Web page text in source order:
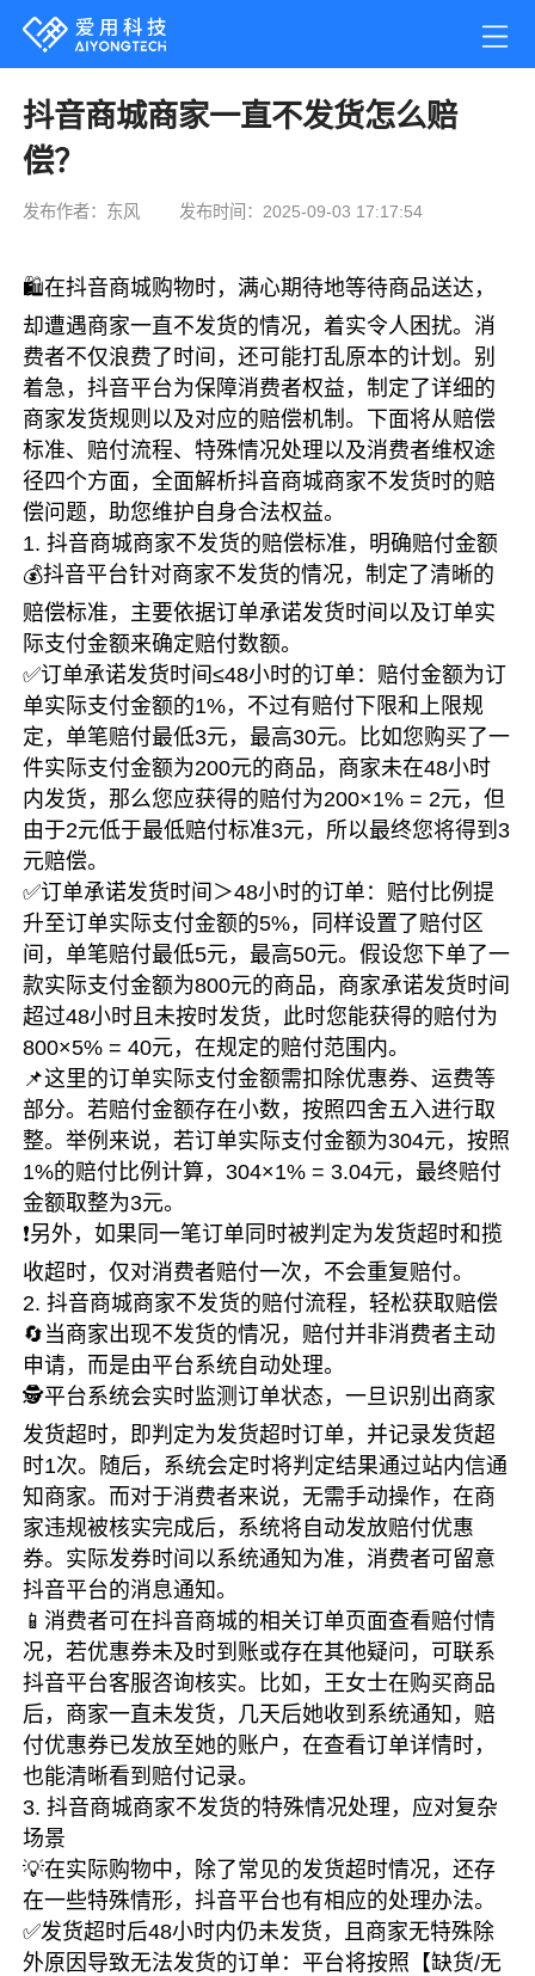
抖音商城商家一直不发货怎么赔
偿？
发布作者：东风 发布时间：2025-09-03 17:17:54
🛍️在抖音商城购物时，满心期待地等待商品送达，
却遭遇商家一直不发货的情况，着实令人困扰。消
费者不仅浪费了时间，还可能打乱原本的计划。别
着急，抖音平台为保障消费者权益，制定了详细的
商家发货规则以及对应的赔偿机制。下面将从赔偿
标准、赔付流程、特殊情况处理以及消费者维权途
径四个方面，全面解析抖音商城商家不发货时的赔
偿问题，助您维护自身合法权益。
1. 抖音商城商家不发货的赔偿标准，明确赔付金额
💰抖音平台针对商家不发货的情况，制定了清晰的
赔偿标准，主要依据订单承诺发货时间以及订单实
际支付金额来确定赔付数额。
✅订单承诺发货时间≤48小时的订单：赔付金额为订
单实际支付金额的1%，不过有赔付下限和上限规
定，单笔赔付最低3元，最高30元。比如您购买了一
件实际支付金额为200元的商品，商家未在48小时
内发货，那么您应获得的赔付为200×1% = 2元，但
由于2元低于最低赔付标准3元，所以最终您将得到3
元赔偿。
✅订单承诺发货时间＞48小时的订单：赔付比例提
升至订单实际支付金额的5%，同样设置了赔付区
间，单笔赔付最低5元，最高50元。假设您下单了一
款实际支付金额为800元的商品，商家承诺发货时间
超过48小时且未按时发货，此时您能获得的赔付为
800×5% = 40元，在规定的赔付范围内。
📌这里的订单实际支付金额需扣除优惠券、运费等
部分。若赔付金额存在小数，按照四舍五入进行取
整。举例来说，若订单实际支付金额为304元，按照
1%的赔付比例计算，304×1% = 3.04元，最终赔付
金额取整为3元。
❗另外，如果同一笔订单同时被判定为发货超时和揽
收超时，仅对消费者赔付一次，不会重复赔付。
2. 抖音商城商家不发货的赔付流程，轻松获取赔偿
🔄当商家出现不发货的情况，赔付并非消费者主动
申请，而是由平台系统自动处理。
🕵️平台系统会实时监测订单状态，一旦识别出商家
发货超时，即判定为发货超时订单，并记录发货超
时1次。随后，系统会定时将判定结果通过站内信通
知商家。而对于消费者来说，无需手动操作，在商
家违规被核实完成后，系统将自动发放赔付优惠
券。实际发券时间以系统通知为准，消费者可留意
抖音平台的消息通知。
📱消费者可在抖音商城的相关订单页面查看赔付情
况，若优惠券未及时到账或存在其他疑问，可联系
抖音平台客服咨询核实。比如，王女士在购买商品
后，商家一直未发货，几天后她收到系统通知，赔
付优惠券已发放至她的账户，在查看订单详情时，
也能清晰看到赔付记录。
3. 抖音商城商家不发货的特殊情况处理，应对复杂
场景
💡在实际购物中，除了常见的发货超时情况，还存
在一些特殊情形，抖音平台也有相应的处理办法。
✅发货超时后48小时内仍未发货，且商家无特殊除
外原因导致无法发货的订单：平台将按照【缺货/无